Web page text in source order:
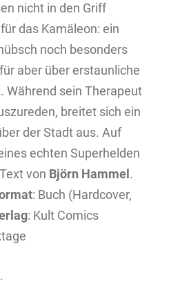
nicht in den Griff
das Kamäleon: ein
noch besonders
aber über erstaunliche
Während sein Therapeut
breitet sich ein
der Stadt aus. Auf
echten Superhelden
von Björn Hammel .
: Buch (Hardcover,
: Kult Comics